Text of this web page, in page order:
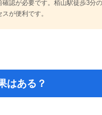
確認が必要です。栢山駅徒歩3分の
が便利です。
はある？